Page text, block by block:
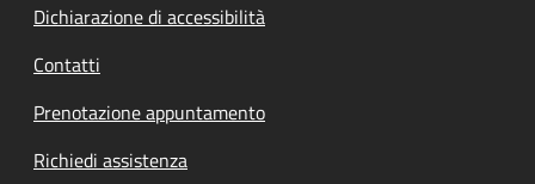
Dichiarazione di accessibilità
Contatti
Prenotazione appuntamento
Richiedi assistenza